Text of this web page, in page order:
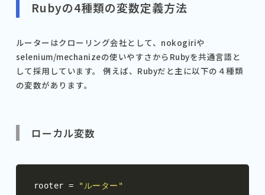
Rubyの4種類の変数定義方法
ルーターはクローリング会社として、nokogiriや
selenium/mechanizeの使いやすさからRubyを共通言語と
して採用しています。 例えば、Rubyだと主に以下の４種類
の変数があります。
ローカル変数
rooter = "ルーター"